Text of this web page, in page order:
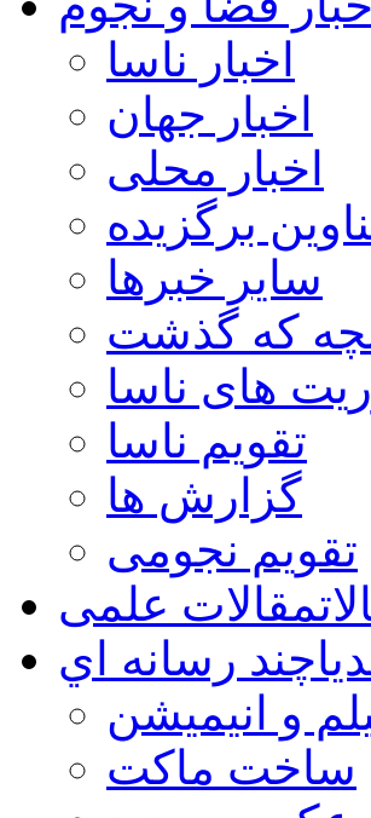
اخبار ناسا
اخبار جهان
اخبار محلی
برگزیده
سایر خبرها
که گذشت
های ناسا
تقویم ناسا
گزارش ها
تقویم نجومی
مقالات علمی
چند رسانه اي
و انیمیشن
ساخت ماکت